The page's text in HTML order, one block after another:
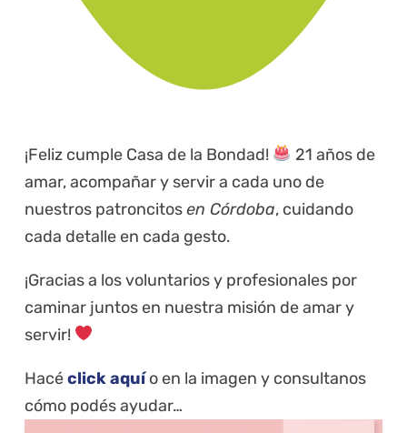
¡Feliz cumple Casa de la Bondad!
21 años de
amar, acompañar y servir a cada uno de
nuestros patroncitosen Córdoba, cuidando
cada detalle en cada gesto.
¡Gracias a los voluntarios y profesionales por
caminar juntos en nuestra misión de amar y
servir!
Hacéclick aquío en la imagen y consultanos
cómo podés ayudar…